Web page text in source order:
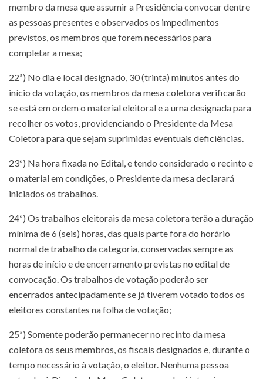
membro da mesa que assumir a Presidência convocar dentre
as pessoas presentes e observados os impedimentos
previstos, os membros que forem necessários para
completar a mesa;
22ª) No dia e local designado, 30 (trinta) minutos antes do
início da votação, os membros da mesa coletora verificarão
se está em ordem o material eleitoral e a urna designada para
recolher os votos, providenciando o Presidente da Mesa
Coletora para que sejam suprimidas eventuais deficiências.
23ª) Na hora fixada no Edital, e tendo considerado o recinto e
o material em condições, o Presidente da mesa declarará
iniciados os trabalhos.
24ª) Os trabalhos eleitorais da mesa coletora terão a duração
mínima de 6 (seis) horas, das quais parte fora do horário
normal de trabalho da categoria, conservadas sempre as
horas de início e de encerramento previstas no edital de
convocação. Os trabalhos de votação poderão ser
encerrados antecipadamente se já tiverem votado todos os
eleitores constantes na folha de votação;
25ª) Somente poderão permanecer no recinto da mesa
coletora os seus membros, os fiscais designados e, durante o
tempo necessário à votação, o eleitor. Nenhuma pessoa